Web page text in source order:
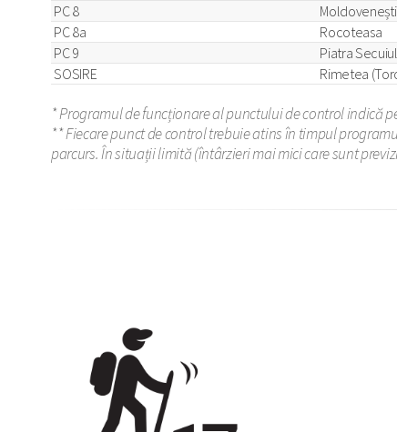
PC 8
Moldovenești
PC 8a
Rocoteasa
PC 9
Piatra
SOSIRE
Rimetea
* Programul de funcționare al punctului de control indică
** Fiecare punct de control trebuie atins în timpul
parcurs. În situații limită (întârzieri mai mici care sunt